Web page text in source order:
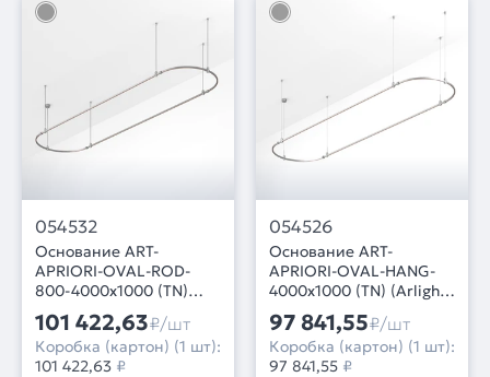
054532
Основание ART-
APRIORI-OVAL-ROD-
800-4000x1000 (TN)
(Arlight, IP20 Металл, 3
года)
101 422,63₽/шт
Коробка (картон) (1 шт):
101 422,63 ₽
054526
Основание ART-
APRIORI-OVAL-HANG-
4000x1000 (TN) (Arlight,
IP20 Металл, 3 года)
97 841,55₽/шт
Коробка (картон) (1 шт):
97 841,55 ₽